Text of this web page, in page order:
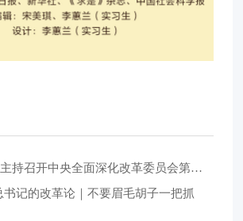
持召开中央全面深化改革委员会第六次会议
书记的改革论｜不要眉毛胡子一把抓